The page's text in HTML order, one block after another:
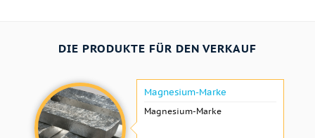
DIE PRODUKTE FÜR DEN VERKAUF
Magnesium-Marke
Magnesium-Marke